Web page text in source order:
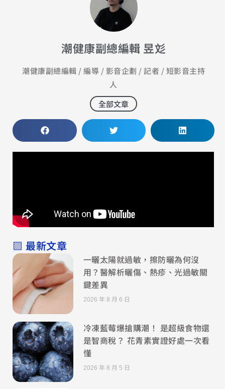
潮健康副總編輯 昱彣
潮健康副總編輯 / 編導 / 影音企劃 / 記者 / 短影音主持
人
全部文章
▧ 最新文章
一曬太陽就過敏，擦防曬為何沒
用？醫解析曬傷、熱疹、光過敏關
鍵差異
2026 年 8 月 6 日
冷凍藍莓爆搶購潮！ 是超級食物還
是智商稅？ 花青素實證好處一次看
懂
2026 年 8 月 5 日